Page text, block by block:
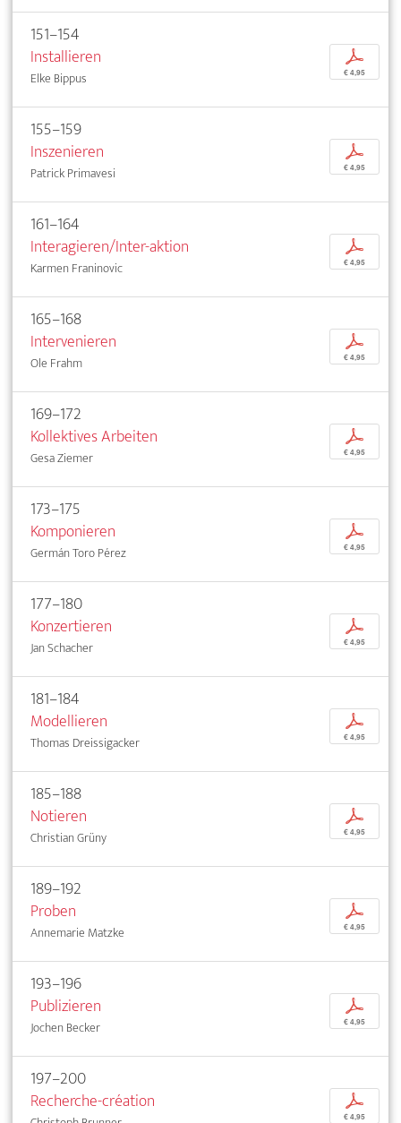
151–154
Installieren
Elke Bippus
p
€ 4,95
155–159
Inszenieren
Patrick Primavesi
p
€ 4,95
161–164
Interagieren/Inter-aktion
Karmen Franinovic
p
€ 4,95
165–168
Intervenieren
Ole Frahm
p
€ 4,95
169–172
Kollektives Arbeiten
Gesa Ziemer
p
€ 4,95
173–175
Komponieren
Germán Toro Pérez
p
€ 4,95
177–180
Konzertieren
Jan Schacher
p
€ 4,95
181–184
Modellieren
Thomas Dreissigacker
p
€ 4,95
185–188
Notieren
Christian Grüny
p
€ 4,95
189–192
Proben
Annemarie Matzke
p
€ 4,95
193–196
Publizieren
Jochen Becker
p
€ 4,95
197–200
Recherche-création
p
€ 4,95